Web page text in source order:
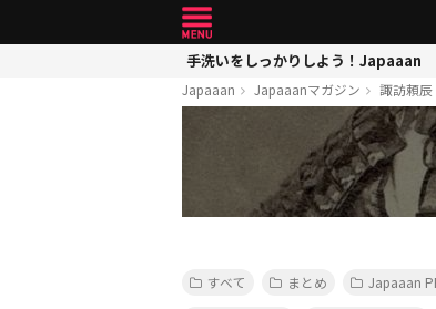
手洗いをしっかりしよう！Japaaan
Japaaan Japaaanマガジン 諏訪頼辰
すべて まとめ Japaaan